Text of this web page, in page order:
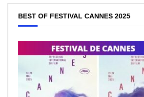
BEST OF FESTIVAL CANNES 2025